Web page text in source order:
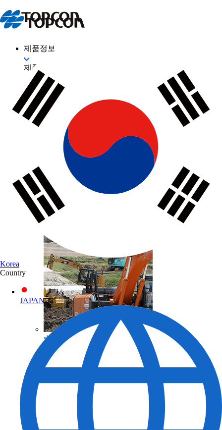
제품정보
제품정보
산업
측량
토목
Korea
Country
JAPAN